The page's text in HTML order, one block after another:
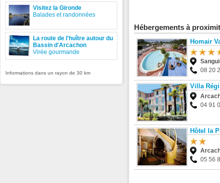
Hébergements à
Homair
08 20
Villa
04 91
Hôtel la
05 56
Visitez la Gironde
Balades et randonnées
La route de l'huître autour du
Bassin d'Arcachon
Virée gourmande
Informations dans un rayon de 30 km